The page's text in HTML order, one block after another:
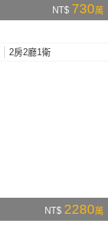
NT$ 730萬
2房2廳1衛
NT$ 2280萬